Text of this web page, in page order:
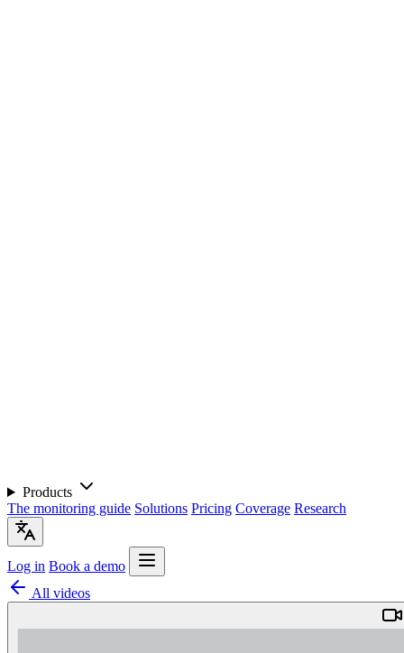
Products
The monitoring guide Solutions Pricing Coverage Research
Log in Book a demo
All videos